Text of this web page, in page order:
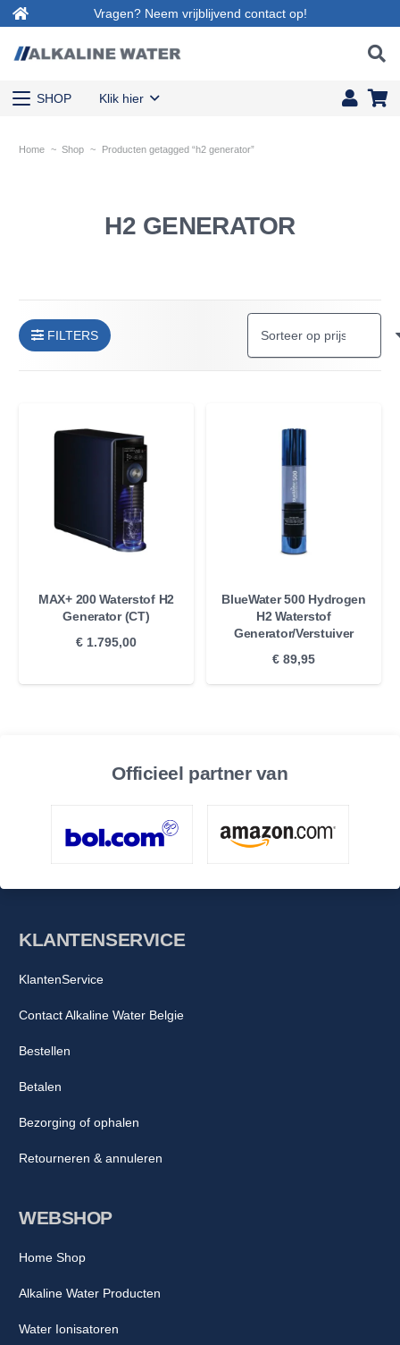
Vragen? Neem vrijblijvend contact op!
SHOP Klik hier
Home ~ Shop ~ Producten getagged “h2 generator”
H2 GENERATOR
FILTERS
MAX+ 200 Waterstof H2
Generator (CT)
€ 1.795,00
BlueWater 500 Hydrogen
H2 Waterstof
Generator/Verstuiver
€ 89,95
Officieel partner van
WEBSHOP
Home Shop
Alkaline Water Producten
Water Ionisatoren
KLANTENSERVICE
KlantenService
Contact Alkaline Water Belgie
Bestellen
Betalen
Bezorging of ophalen
Retourneren & annuleren